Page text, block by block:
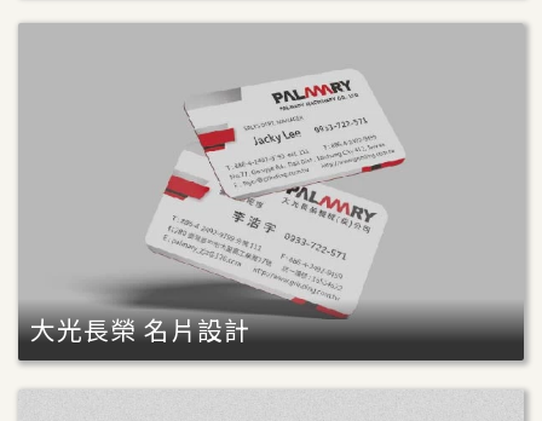
大光長榮 名片設計